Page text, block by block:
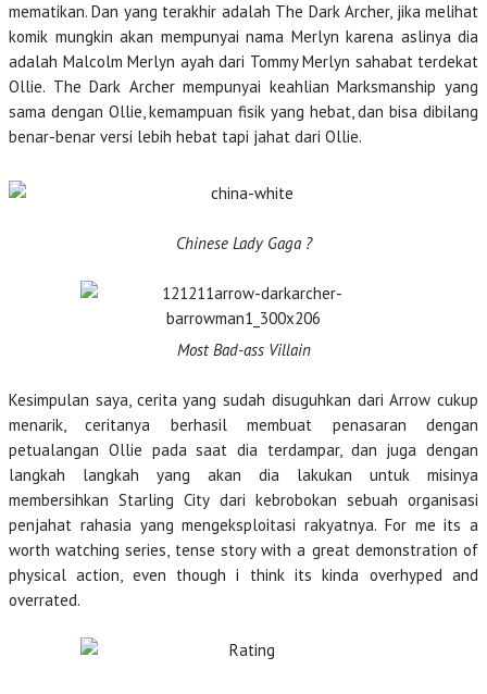
mematikan. Dan yang terakhir adalah The Dark Archer, jika melihat
komik mungkin akan mempunyai nama Merlyn karena aslinya dia
adalah Malcolm Merlyn ayah dari Tommy Merlyn sahabat terdekat
Ollie. The Dark Archer mempunyai keahlian Marksmanship yang
sama dengan Ollie, kemampuan fisik yang hebat, dan bisa dibilang
benar-benar versi lebih hebat tapi jahat dari Ollie.
Chinese Lady Gaga ?
Most Bad-ass Villain
Kesimpulan saya, cerita yang sudah disuguhkan dari Arrow cukup
menarik, ceritanya berhasil membuat penasaran dengan
petualangan Ollie pada saat dia terdampar, dan juga dengan
langkah langkah yang akan dia lakukan untuk misinya
membersihkan Starling City dari kebrobokan sebuah organisasi
penjahat rahasia yang mengeksploitasi rakyatnya. For me its a
worth watching series, tense story with a great demonstration of
physical action, even though i think its kinda overhyped and
overrated.